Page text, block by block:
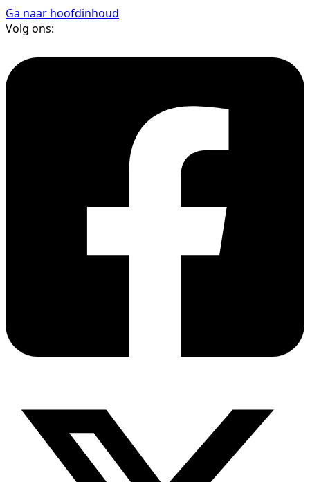
Ga naar hoofdinhoud
Volg ons: